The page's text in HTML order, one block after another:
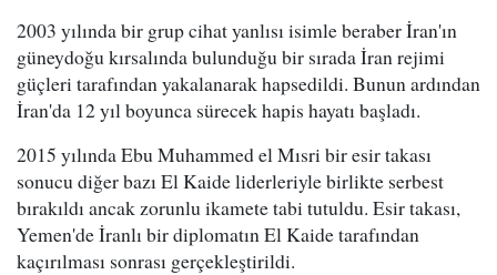
2003 yılında bir grup cihat yanlısı isimle beraber İran'ın
güneydoğu kırsalında bulunduğu bir sırada İran rejimi
güçleri tarafından yakalanarak hapsedildi. Bunun ardından
İran'da 12 yıl boyunca sürecek hapis hayatı başladı.
2015 yılında Ebu Muhammed el Mısri bir esir takası
sonucu diğer bazı El Kaide liderleriyle birlikte serbest
bırakıldı ancak zorunlu ikamete tabi tutuldu. Esir takası,
Yemen'de İranlı bir diplomatın El Kaide tarafından
kaçırılması sonrası gerçekleştirildi.